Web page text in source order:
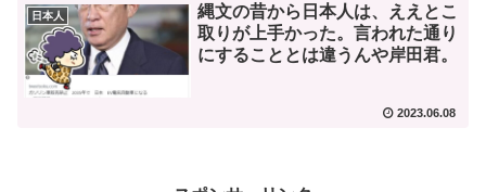
日本人
縄文の昔から日本人は、ええとこ
取りが上手かった。言われた通り
にすることとは違うんや岸田君。
2023.06.08